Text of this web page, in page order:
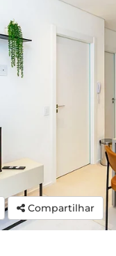
Compartilhar